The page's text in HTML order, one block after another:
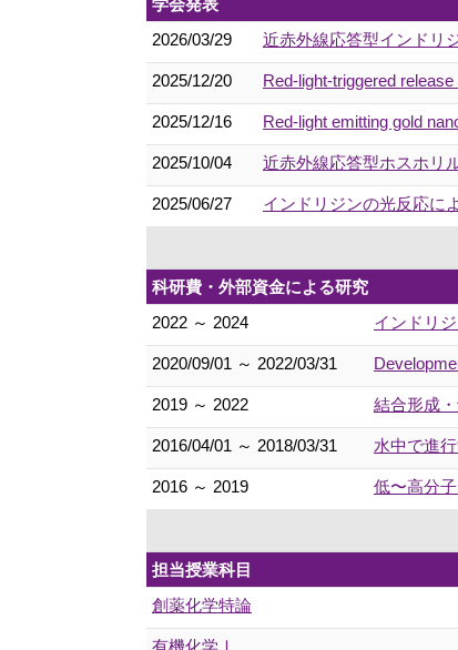
学会発表
2026/03/29
近赤外線応答型インドリ
2025/12/20 Red-light-triggered
2025/12/16 Red-light emitting gold
2025/10/04 近赤外線応答型ホスホリ
2025/06/27 インドリジンの光反応に
科研費・外部資金による研究
2022 ～ 2024
インドリ
2020/09/01 ～ 2022/03/31
2019 ～ 2022 結合形成
2016/04/01 ～ 2018/03/31 水中で進
2016 ～ 2019 低〜高分
担当授業科目
創薬化学特論
有機化学Ⅰ